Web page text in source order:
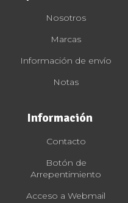
Nosotros
Marcas
Información de envío
Notas
Información
Contacto
Botón de
Arrepentimiento
Acceso a Webmail